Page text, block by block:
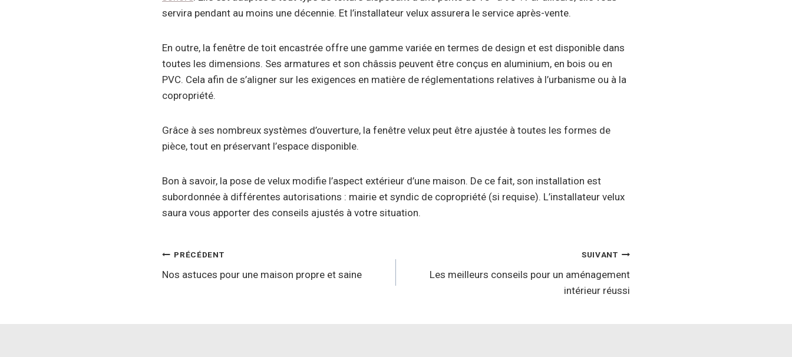
servira pendant au moins une décennie. Et l’installateur velux assurera le service après-vente.
En outre, la fenêtre de toit encastrée offre une gamme variée en termes de design et est disponible dans
toutes les dimensions. Ses armatures et son châssis peuvent être conçus en aluminium, en bois ou en
PVC. Cela afin de s’aligner sur les exigences en matière de réglementations relatives à l’urbanisme ou à la
copropriété.
Grâce à ses nombreux systèmes d’ouverture, la fenêtre velux peut être ajustée à toutes les formes de
pièce, tout en préservant l’espace disponible.
Bon à savoir, la pose de velux modifie l’aspect extérieur d’une maison. De ce fait, son installation est
subordonnée à différentes autorisations : mairie et syndic de copropriété (si requise). L’installateur velux
saura vous apporter des conseils ajustés à votre situation.
Navigation
de
PRÉCÉDENT
Nos astuces pour une maison propre et saine
SUIVANT
Les meilleurs conseils pour un aménagement
intérieur réussi